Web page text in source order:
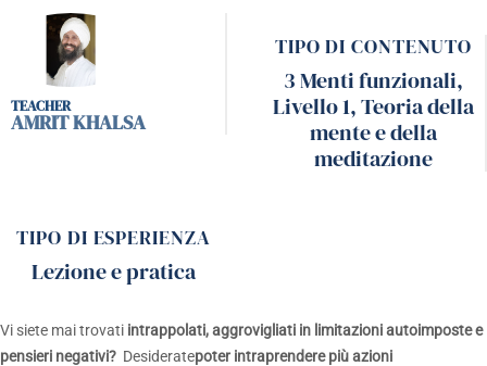
AMRIT KHALSA
TIPO DI CONTENUTO
3 Menti funzionali,
Livello 1,Teoria della
mente e della
meditazione
TIPO DI ESPERIENZA
Lezione e pratica
Vi siete mai trovati intrappolati, aggrovigliati in limitazioni autoimposte e
pensieri negativi? Desideratepoter intraprendere più azioni